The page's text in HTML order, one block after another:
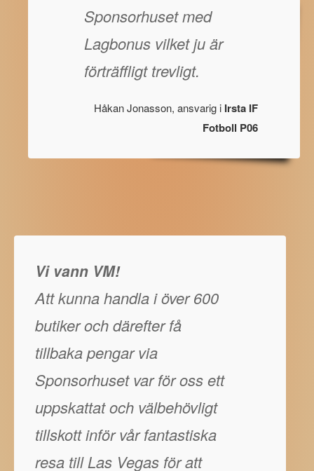
Sponsorhuset med
Lagbonus vilket ju är
förträffligt trevligt.
Håkan Jonasson, ansvarig i Irsta IF
Fotboll P06
Vi vann VM!
Att kunna handla i över 600
butiker och därefter få
tillbaka pengar via
Sponsorhuset var för oss ett
uppskattat och välbehövligt
tillskott inför vår fantastiska
resa till Las Vegas för att